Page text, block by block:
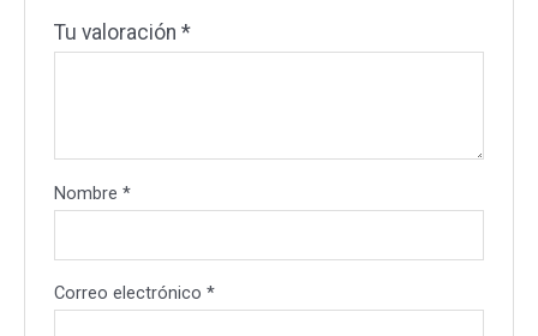
Tu valoración*
Nombre*
Correo electrónico*